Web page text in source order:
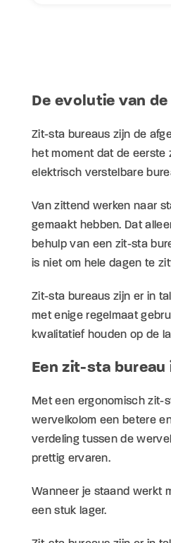
De evolutie van
Zit-sta bureaus zijn de
het moment dat de eerste
elektrisch verstelbare
Van zittend werken naar
gemaakt hebben. Dat
behulp van een zit-sta
is niet om hele dagen te
Zit-sta bureaus zijn er in
met enige regelmaat
kwalitatief houden op de
Een zit-sta bureau
Met een ergonomisch zit-
wervelkolom een betere
verdeling tussen de
prettig ervaren.
Wanneer je staand werkt
een stuk lager.